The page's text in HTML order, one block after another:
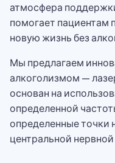
атмосфера
помогает пациентам
новую жизнь без
Мы предлагаем
алкоголизмом —
основан на
определенной
определенные точки
центральной